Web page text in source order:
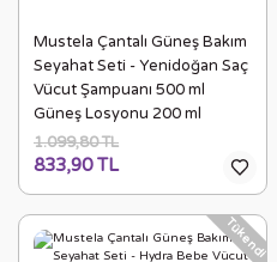
Mustela Çantalı Güneş Bakım
Seyahat Seti - Yenidoğan Saç
Vücut Şampuanı 500 ml
Güneş Losyonu 200 ml
1.099,80 TL
833,90 TL
Tükendi